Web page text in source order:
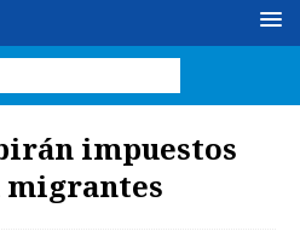
impuestos
migrantes